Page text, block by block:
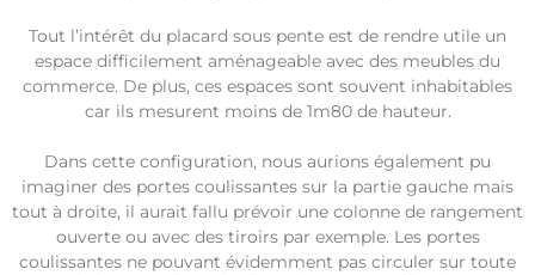
Tout l’intérêt du placard sous pente est de rendre utile un
espace difficilement aménageable avec des meubles du
commerce. De plus, ces espaces sont souvent inhabitables
car ils mesurent moins de 1m80 de hauteur.
Dans cette configuration, nous aurions également pu
imaginer des portes coulissantes sur la partie gauche mais
tout à droite, il aurait fallu prévoir une colonne de rangement
ouverte ou avec des tiroirs par exemple. Les portes
coulissantes ne pouvant évidemment pas circuler sur toute